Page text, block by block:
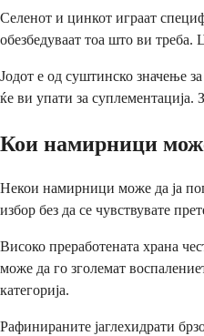
Селенот и цинкот играат
обезбедуваат тоа што ви
Јодот е од суштинско значење
ќе ви упати за
Кои намирници
Некои намирници може да ја
избор без да се чувствувате
Високо преработената храна
може да го зголемат
категорија.
Рафинираните јаглехидрати